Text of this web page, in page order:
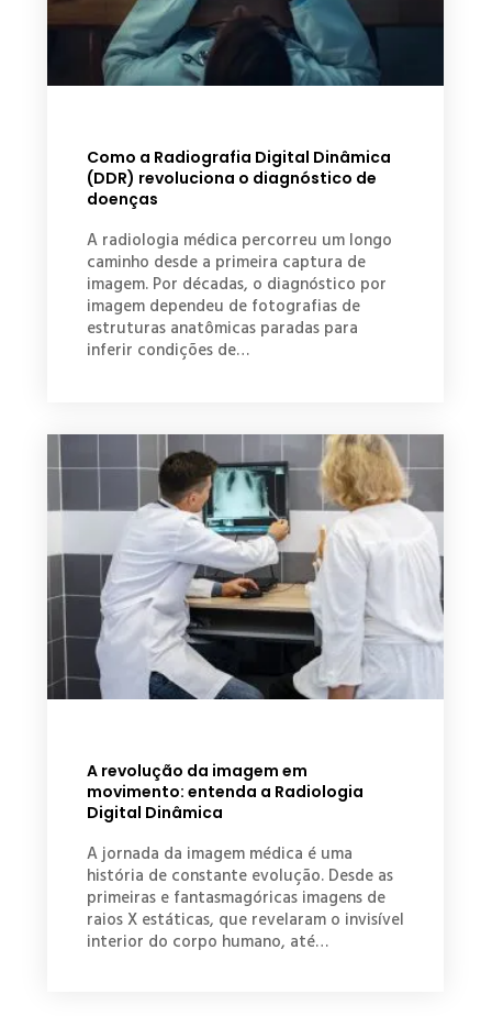
Como a Radiografia Digital Dinâmica
(DDR) revoluciona o diagnóstico de
doenças
A radiologia médica percorreu um longo
caminho desde a primeira captura de
imagem. Por décadas, o diagnóstico por
imagem dependeu de fotografias de
estruturas anatômicas paradas para
inferir condições de…
A revolução da imagem em
movimento: entenda a Radiologia
Digital Dinâmica
A jornada da imagem médica é uma
história de constante evolução. Desde as
primeiras e fantasmagóricas imagens de
raios X estáticas, que revelaram o invisível
interior do corpo humano, até…